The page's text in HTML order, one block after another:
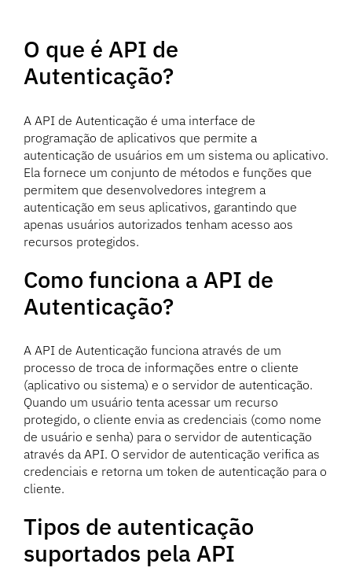
O que é API de
Autenticação?
A API de Autenticação é uma interface de
programação de aplicativos que permite a
autenticação de usuários em um sistema ou aplicativo.
Ela fornece um conjunto de métodos e funções que
permitem que desenvolvedores integrem a
autenticação em seus aplicativos, garantindo que
apenas usuários autorizados tenham acesso aos
recursos protegidos.
Como funciona a API de
Autenticação?
A API de Autenticação funciona através de um
processo de troca de informações entre o cliente
(aplicativo ou sistema) e o servidor de autenticação.
Quando um usuário tenta acessar um recurso
protegido, o cliente envia as credenciais (como nome
de usuário e senha) para o servidor de autenticação
através da API. O servidor de autenticação verifica as
credenciais e retorna um token de autenticação para o
cliente.
Tipos de autenticação
suportados pela API